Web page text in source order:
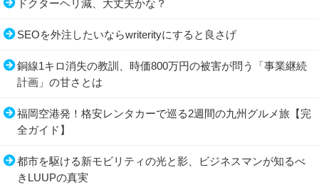
ドクターヘリ減、大丈夫かな？
SEOを外注したいならwriterityにすると良さげ
銅線1キロ消失の教訓、時価800万円の被害が問う「事業継続
計画」の甘さとは
福岡空港発！格安レンタカーで巡る2週間の九州グルメ旅【完
全ガイド】
都市を駆ける新モビリティの光と影、ビジネスマンが知るべ
きLUUPの真実